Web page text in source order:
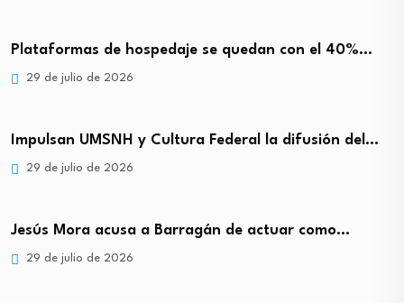
Plataformas de hospedaje se quedan con el 40%…
29 de julio de 2026
Impulsan UMSNH y Cultura Federal la difusión del…
29 de julio de 2026
Jesús Mora acusa a Barragán de actuar como…
29 de julio de 2026